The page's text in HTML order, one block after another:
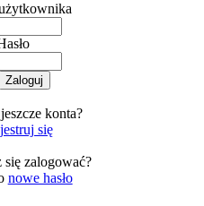
konta?
się
się zalogować?
nowe hasło